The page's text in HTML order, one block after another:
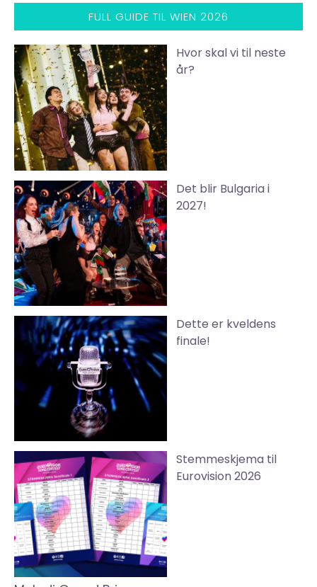
FULL GUIDE TIL WIEN 2026
Hvor skal vi til neste
år?
Det blir Bulgaria i
2027!
Dette er kveldens
finale!
Stemmeskjema til
Eurovision 2026